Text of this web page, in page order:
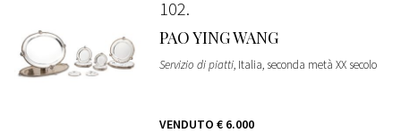
102
PAO YING WANG
Servizio di piatti, Italia, seconda metà XX secolo
VENDUTO € 6.000